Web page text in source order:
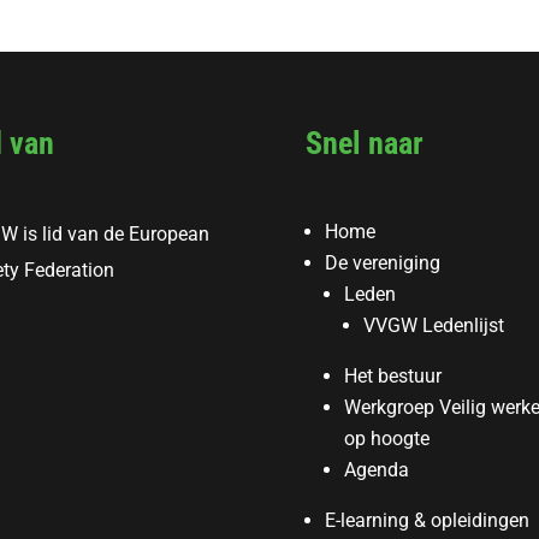
van
is lid van de European
Federation
Snel naar
Home
De vereniging
Leden
VVGW Ledenlijst
Het bestuur
Werkgroep Veilig
op hoogte
Agenda
E-learning & opleidingen